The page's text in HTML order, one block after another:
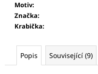
Motiv:
Značka:
Krabička:
Popis Související (9)